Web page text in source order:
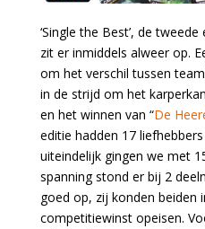
‘Single the Best’, de
zit er inmiddels alweer op.
om het verschil tussen
in de strijd om het
en het winnen van “De
editie hadden 17
uiteindelijk gingen we met
spanning stond er bij 2
goed op, zij konden beiden
competitiewinst opeisen.